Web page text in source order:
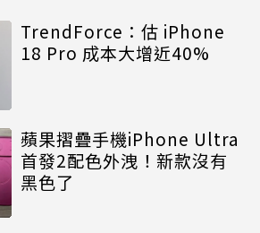
TrendForce：估 iPhone
18 Pro 成本大增近40%
蘋果摺疊手機iPhone Ultra
首發2配色外洩！新款沒有
黑色了